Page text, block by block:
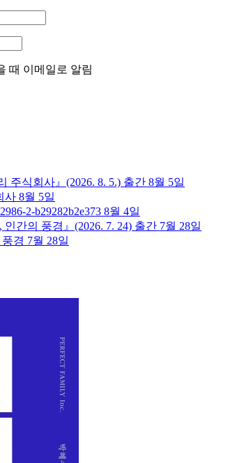
때 이메일로 알림
주식회사』(2026. 8. 5.) 출간 8월 5일
사 8월 5일
2-b29282b2e373 8월 4일
간의 풍경』(2026. 7. 24) 출간 7월 28일
경 7월 28일